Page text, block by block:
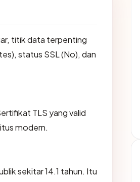
titik data terpenting
status SSL (No), dan
TLS yang valid
modern.
sekitar 14.1 tahun. Itu